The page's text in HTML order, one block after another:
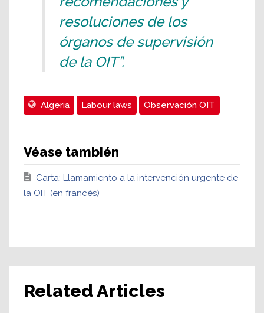
resoluciones de los
órganos de supervisión
de la OIT”.
Algeria Labour laws Observación OIT
Véase también
Carta: Llamamiento a la intervención urgente de
la OIT (en francés)
Related Articles